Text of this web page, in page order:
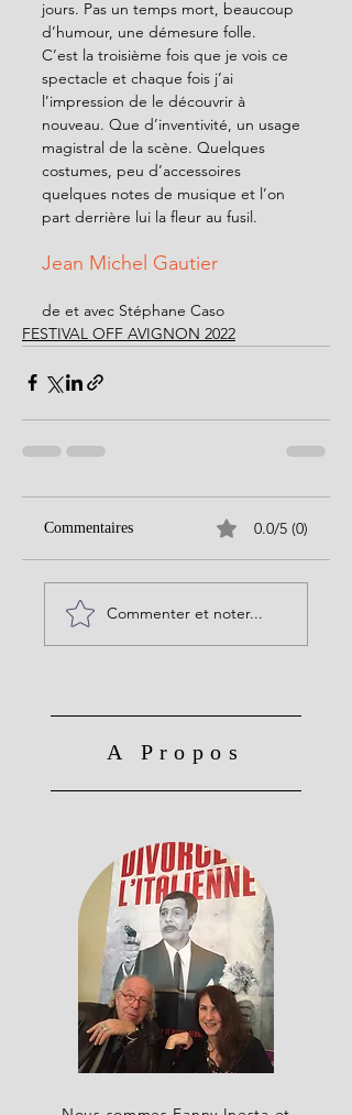
jours. Pas un temps mort, beaucoup
d’humour, une démesure folle.
C’est la troisième fois que je vois ce
spectacle et chaque fois j’ai
l’impression de le découvrir à
nouveau. Que d’inventivité, un usage
magistral de la scène. Quelques
costumes, peu d’accessoires
quelques notes de musique et l’on
part derrière lui la fleur au fusil.
Jean Michel Gautier
de et avec Stéphane Caso
FESTIVAL OFF AVIGNON 2022
Commentaires 0.0/5 (0)
Commenter et noter...
A Propos